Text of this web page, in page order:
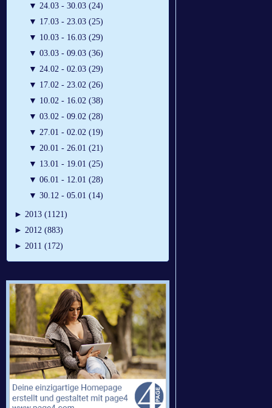
▼ 24.03 - 30.03 (24)
▼ 17.03 - 23.03 (25)
▼ 10.03 - 16.03 (29)
▼ 03.03 - 09.03 (36)
▼ 24.02 - 02.03 (29)
▼ 17.02 - 23.02 (26)
▼ 10.02 - 16.02 (38)
▼ 03.02 - 09.02 (28)
▼ 27.01 - 02.02 (19)
▼ 20.01 - 26.01 (21)
▼ 13.01 - 19.01 (25)
▼ 06.01 - 12.01 (28)
▼ 30.12 - 05.01 (14)
► 2013 (1121)
► 2012 (883)
► 2011 (172)